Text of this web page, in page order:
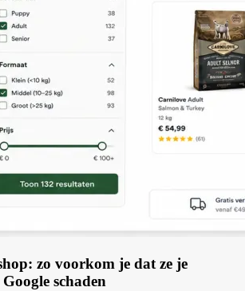
zo voorkom je dat ze je
schaden